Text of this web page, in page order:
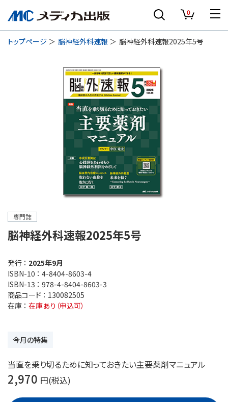
0
トップページ 脳神経外科速報 脳神経外科速報2025年5号
専門誌
脳神経外科速報2025年5号
発行 ： 2025年9月
ISBN-10 ： 4-8404-8603-4
ISBN-13 ： 978-4-8404-8603-3
商品コード ： 130082505
在庫 ： 在庫あり（申込可）
今月の特集
当直を乗り切るために知っておきたい主要薬剤マニュアル
2,970 円(税込)